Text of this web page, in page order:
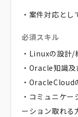
・案件対応とし
必須スキル
・Linuxの設計/
・Oracle知識
・OracleCloud
・コミュニケ
ーション取れる